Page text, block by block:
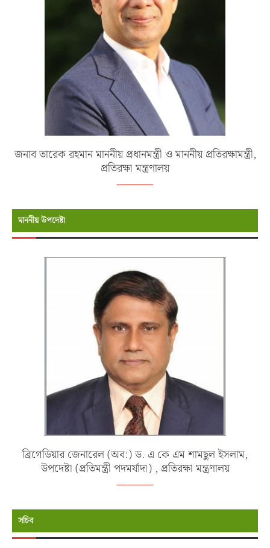
জনাব তারেক রহমান মাননীয় প্রধানমন্ত্রী ও মাননীয় প্রতিরক্ষামন্ত্রী,
প্রতিরক্ষা মন্ত্রণালয়
মাননীয় উপদেষ্টা
ব্রিগেডিয়ার জেনারেল (অব:) ড. এ কে এম শামছুল ইসলাম,
উপদেষ্টা (প্রতিমন্ত্রী পদমর্যাদা) , প্রতিরক্ষা মন্ত্রণালয়
সচিব